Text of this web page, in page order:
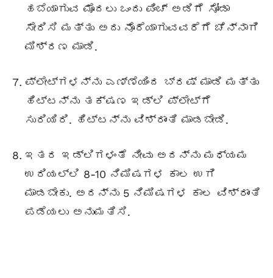
ಹಬೆಯಾಗುವ ಮೊದಲು ಒಂದು ಪಿಂಚ್ ಅಡಿಗೆ ಸೋಡಾ
ಸೇರಿಸಿ ಮತ್ತು ಅದು ನೊರೆಯಾಗುವವರೆಗೆ ಚೆನ್ನಾಗಿ
ಮಿಶ್ರಣ ಮಾಡಿ.
ಪ್ಲೇಟ್‌ಗಳನ್ನು ಎಣ್ಣೆಯಿಂದ ಬ್ರಷ್ ಮಾಡಿ ಮತ್ತು
ಹಿಟ್ಟನ್ನು ತಕ್ಷಣ ಇಡ್ಲಿ ಪ್ಲೇಟ್‌ಗೆ
ಸುರಿಯಿರಿ. ಹಿಟ್ಟನ್ನು ವಿಶ್ರಾಂತಿ ಮಾಡಬೇಡಿ.
ಇತರ ಇಡ್ಲಿಗಳಂತೆ ನೀವು ಅದನ್ನು ಮಧ್ಯಮ
ಉರಿಯಲ್ಲಿ 8-10 ನಿಮಿಷಗಳ ಕಾಲ ಉಗಿ
ಮಾಡಬೇಕು. ಅದನ್ನು 5 ನಿಮಿಷಗಳ ಕಾಲ ವಿಶ್ರಾಂತಿ
ಪಡೆಯಲು ಅನುಮತಿಸಿ.